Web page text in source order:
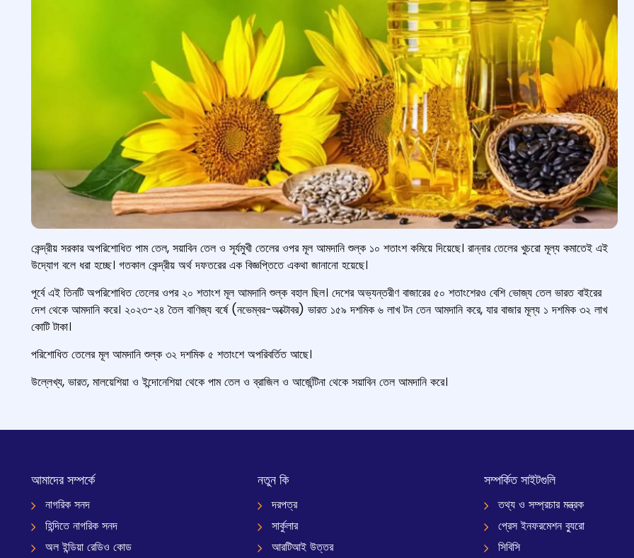
কেন্দ্রীয় সরকার অপরিশোধিত পাম তেল, সয়াবিন তেল ও সূর্যমুখী তেলের ওপর মূল আমদানি শুল্ক ১০ শতাংশ কমিয়ে দিয়েছে। রান্নার তেলের খুচরো মূল্য কমাতেই এই
উদ্যোগ বলে ধরা হচ্ছে। গতকাল কেন্দ্রীয় অর্থ দফতরের এক বিজ্ঞপ্তিতে একথা জানানো হয়েছে।
পূর্বে এই তিনটি অপরিশোধিত তেলের ওপর ২০ শতাংশ মূল আমদানি শুল্ক বহাল ছিল। দেশের অভ্যন্তরীণ বাজারের ৫০ শতাংশেরও বেশি ভোজ্য তেল ভারত বাইরের
দেশ থেকে আমদানি করে। ২০২৩-২৪ তৈল বাণিজ্য বর্ষে (নভেম্বর-অক্টোবর) ভারত ১৫৯ দশমিক ৬ লাখ টন তেন আমদানি করে, যার বাজার মূল্য ১ দশমিক ৩২ লাখ
কোটি টাকা।
পরিশোধিত তেলের মূল আমদানি শুল্ক ৩২ দশমিক ৫ শতাংশে অপরিবর্তিত আছে।
উল্লেখ্য, ভারত, মালয়েশিয়া ও ইন্দোনেশিয়া থেকে পাম তেল ও ব্রাজিল ও আর্জেন্টিনা থেকে সয়াবিন তেল আমদানি করে।
আমাদের সম্পর্কে
নাগরিক সনদ
হিন্দিতে নাগরিক সনদ
অল ইন্ডিয়া রেডিও কোড
নতুন কি
দরপত্র
সার্কুলার
আরটিআই উত্তর
সম্পর্কিত সাইটগুলি
তথ্য ও সম্প্রচার মন্ত্রক
প্রেস ইনফরমেশন ব্যুরো
সিবিসি